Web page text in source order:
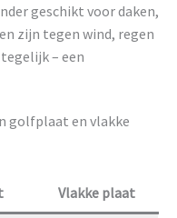
geschikt voor daken,
zijn tegen wind, regen
– een
golfplaat en vlakke
Vlakke plaat